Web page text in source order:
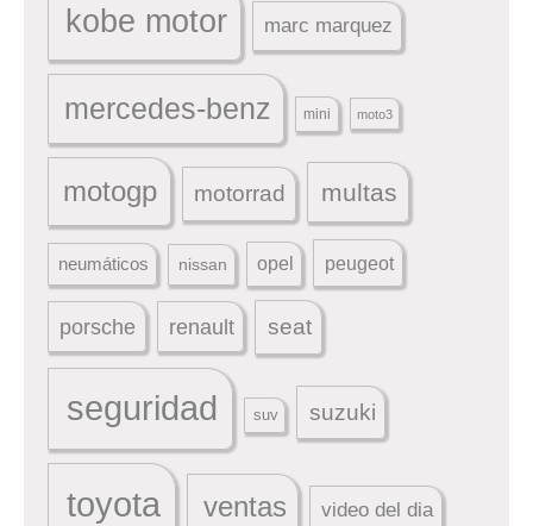
kobe motor marc marquez
mercedes-benz mini moto3
motogp motorrad multas
neumáticos nissan opel peugeot
porsche renault seat
seguridad suv suzuki
toyota ventas video del dia